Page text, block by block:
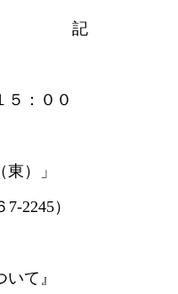
：００
）」
）
て』